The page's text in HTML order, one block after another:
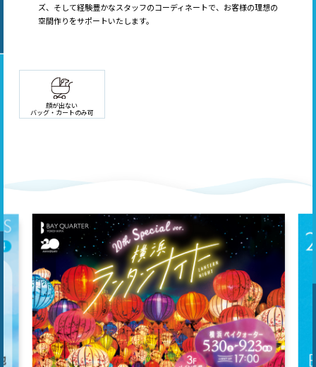
ズ、そして経験豊かなスタッフのコーディネートで、お客様の理想の
空間作りをサポートいたします。
顔が出ない
バッグ・カートのみ可